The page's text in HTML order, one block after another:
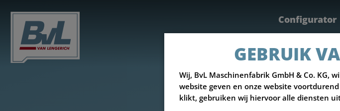
Configurator
Producten
GEBRUIK
Wij, BvL Maschinenfabrik GmbH & Co. KG,
website geven en onze website
klikt, gebruiken wij hiervoor alle diensten